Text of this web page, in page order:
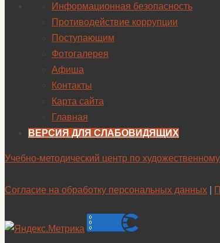
Информационная безопасность
Противодействие коррупции
Поступающим
Фотогалерея
Афиша
Контакты
Карта сайта
Главная
ВЕРСИЯ ДЛЯ СЛАБОВИДЯЩИХ
Учебно-методический центр по
Согласие на обработку персональных данных